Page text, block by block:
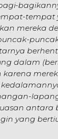
tempat
mereka
dalam
karena
antara
yang